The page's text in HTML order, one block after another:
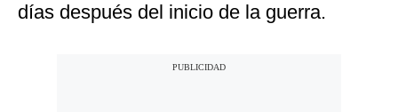
días después del inicio de la guerra.